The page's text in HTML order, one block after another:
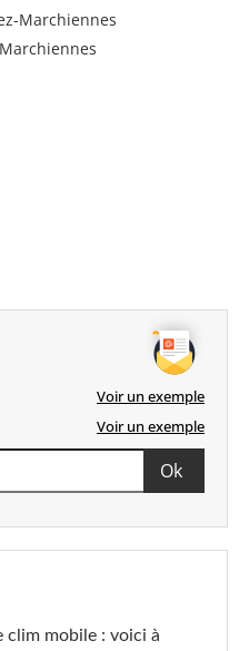
Marchiennes
Voir un exemple
Voir un exemple
clim mobile : voici à